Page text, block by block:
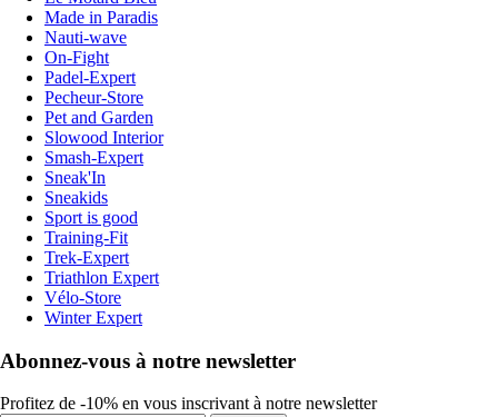
Made in Paradis
Nauti-wave
On-Fight
Padel-Expert
Pecheur-Store
Pet and Garden
Slowood Interior
Smash-Expert
Sneak'In
Sneakids
Sport is good
Training-Fit
Trek-Expert
Triathlon Expert
Vélo-Store
Winter Expert
Abonnez-vous à notre newsletter
Profitez de -10% en vous inscrivant à notre newsletter